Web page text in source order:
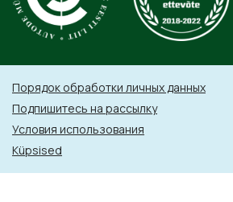
Порядок обработки личных данных
Подпишитесь на рассылку
Условия использования
Küpsised